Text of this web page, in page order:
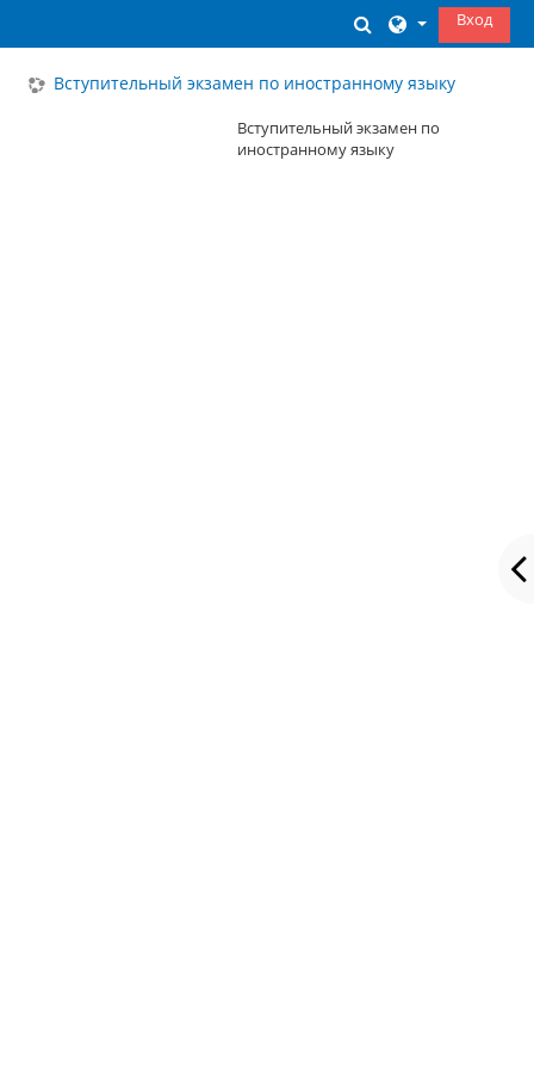
ИзменитьВход
Вступительный экзамен по иностранному языку
Вступительный экзамен по
иностранному языку